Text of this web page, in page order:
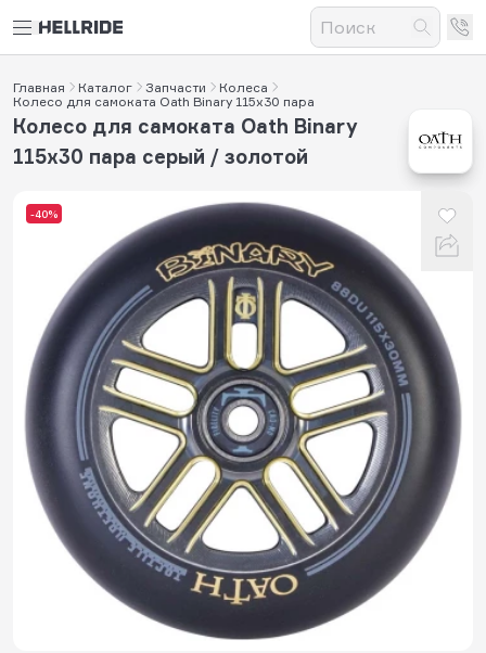
Главная Каталог Запчасти
Колеса
Колесо для самоката Oath Binary 115x30 пара
-40%
Колесо для самоката Oath Binary
115x30 пара серый / золотой